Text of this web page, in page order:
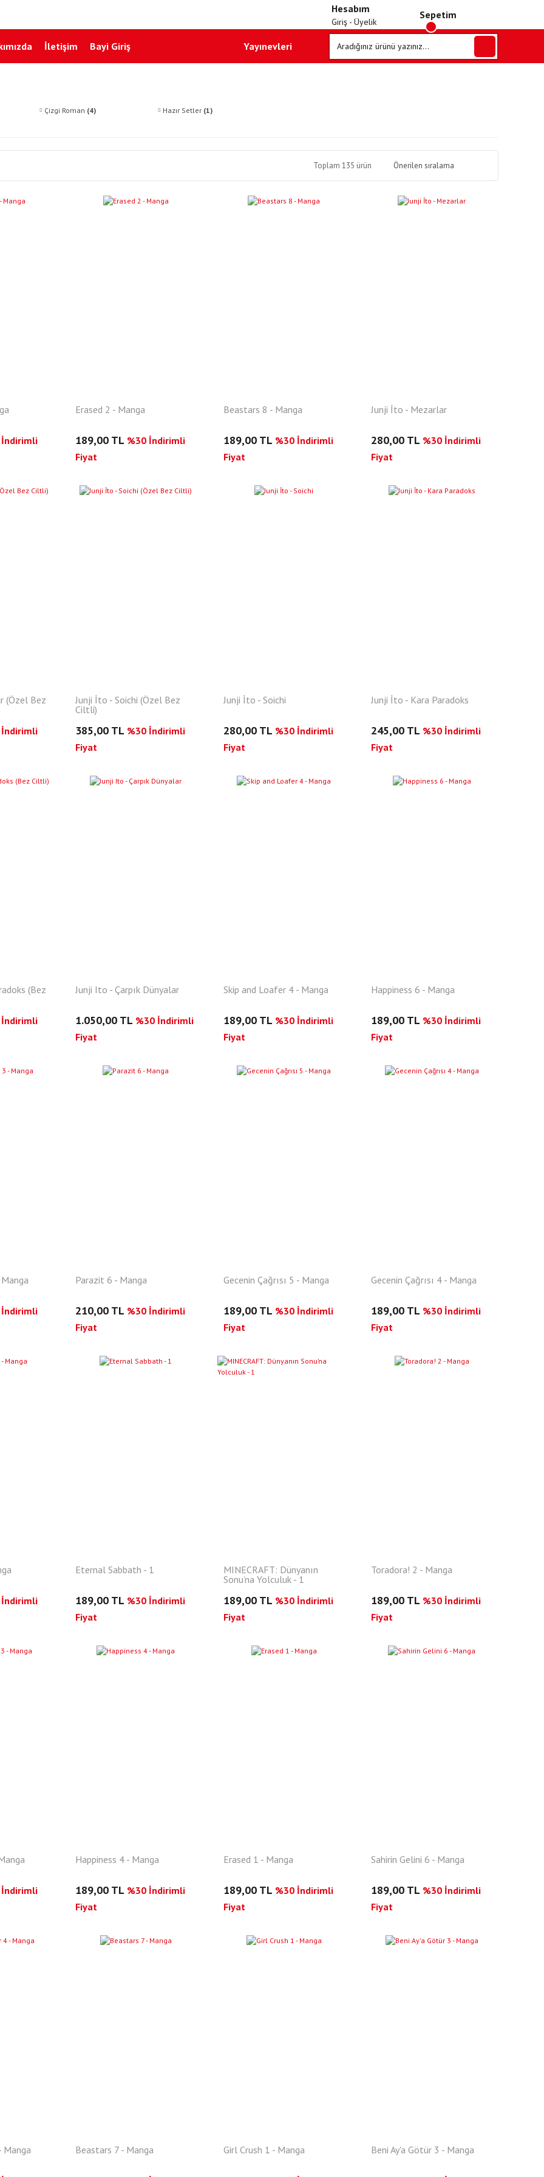
Hesabım
Giriş - Üyelik
Sepetim
İletişim Bayi Giriş Yayınevleri
Çizgi Roman (4) Hazır Setler (1)
Toplam 135 ürün
İndirimli
Erased 2 - Manga
189,00 TL %30 İndirimli
Fiyat
Beastars 8 - Manga
189,00 TL %30 İndirimli
Fiyat
Junji İto - Mezarlar
280,00 TL %30 İndirimli
Fiyat
(Özel Bez
İndirimli
Junji İto - Soichi (Özel Bez
Ciltli)
385,00 TL %30 İndirimli
Fiyat
Junji İto - Soichi
280,00 TL %30 İndirimli
Fiyat
Junji İto - Kara Paradoks
245,00 TL %30 İndirimli
Fiyat
(Bez
İndirimli
Junji Ito - Çarpık Dünyalar
1.050,00 TL %30 İndirimli
Fiyat
Skip and Loafer 4 - Manga
189,00 TL %30 İndirimli
Fiyat
Happiness 6 - Manga
189,00 TL %30 İndirimli
Fiyat
İndirimli
Parazit 6 - Manga
210,00 TL %30 İndirimli
Fiyat
Gecenin Çağrısı 5 - Manga
189,00 TL %30 İndirimli
Fiyat
Gecenin Çağrısı 4 - Manga
189,00 TL %30 İndirimli
Fiyat
İndirimli
Eternal Sabbath - 1
189,00 TL %30 İndirimli
Fiyat
YENI
MINECRAFT: Dünyanın
Sonu’na Yolculuk - 1
189,00 TL %30 İndirimli
Fiyat
Toradora! 2 - Manga
189,00 TL %30 İndirimli
Fiyat
İndirimli
Happiness 4 - Manga
189,00 TL %30 İndirimli
Fiyat
Erased 1 - Manga
189,00 TL %30 İndirimli
Fiyat
Sahirin Gelini 6 - Manga
189,00 TL %30 İndirimli
Fiyat
Manga Beastars 7 - Manga Girl Crush 1 - Manga Beni Ay'a Götür 3 - Manga